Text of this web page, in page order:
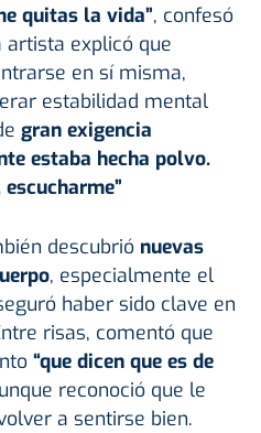
quitas la vida”, confesó
explicó que
en sí misma,
estabilidad mental
gran exigencia
estaba hecha polvo.
descubrió nuevas
, especialmente el
haber sido clave en
risas, comentó que
“que dicen que es de
reconoció que le
a sentirse bien.